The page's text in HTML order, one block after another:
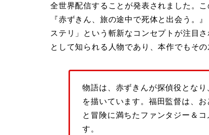
全世界配信することが発表されました。
『赤ずきん、旅の途中で死体と出会う。
ステリ」という斬新なコンセプトが注目
として知られる人物であり、本作でもその
物語は、赤ずきんが探偵役とな
を描いています。福田監督は、
と冒険に満ちたファンタジー＆
す。